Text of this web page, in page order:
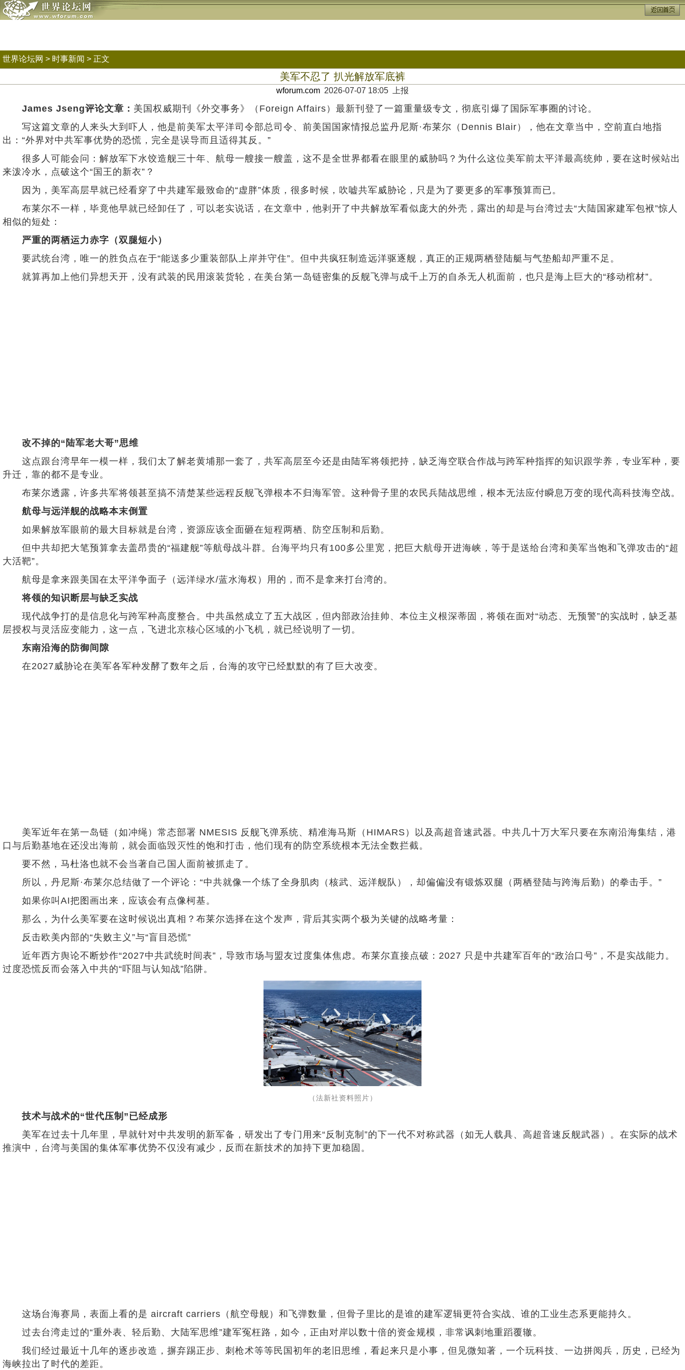
世界论坛网 > 时事新闻 > 正文
美军不忍了 扒光解放军底裤
wforum.com 2026-07-07 18:05 上报
James Jseng评论文章： 美国权威期刊《外交事务》（Foreign Affairs）最新刊登了一篇重量级专文，彻底引爆了国际军事圈的讨论。
写这篇文章的人来头大到吓人，他是前美军太平洋司令部总司令、前美国国家情报总监丹尼斯·布莱尔（Dennis Blair），他在文章当中，空前直白地指
出：“外界对中共军事优势的恐慌，完全是误导而且适得其反。”
很多人可能会问：解放军下水饺造舰三十年、航母一艘接一艘盖，这不是全世界都看在眼里的威胁吗？为什么这位美军前太平洋最高统帅，要在这时候站出
来泼冷水，点破这个“国王的新衣”？
因为，美军高层早就已经看穿了中共建军最致命的“虚胖”体质，很多时候，吹嘘共军威胁论，只是为了要更多的军事预算而已。
布莱尔不一样，毕竟他早就已经卸任了，可以老实说话，在文章中，他剥开了中共解放军看似庞大的外壳，露出的却是与台湾过去“大陆国家建军包袱”惊人
相似的短处：
严重的两栖运力赤字（双腿短小）
要武统台湾，唯一的胜负点在于“能送多少重装部队上岸并守住”。但中共疯狂制造远洋驱逐舰，真正的正规两栖登陆艇与气垫船却严重不足。
就算再加上他们异想天开，没有武装的民用滚装货轮，在美台第一岛链密集的反舰飞弹与成千上万的自杀无人机面前，也只是海上巨大的“移动棺材”。
改不掉的“陆军老大哥”思维
这点跟台湾早年一模一样，我们太了解老黄埔那一套了，共军高层至今还是由陆军将领把持，缺乏海空联合作战与跨军种指挥的知识跟学养，专业军种，要
升迁，靠的都不是专业。
布莱尔透露，许多共军将领甚至搞不清楚某些远程反舰飞弹根本不归海军管。这种骨子里的农民兵陆战思维，根本无法应付瞬息万变的现代高科技海空战。
航母与远洋舰的战略本末倒置
如果解放军眼前的最大目标就是台湾，资源应该全面砸在短程两栖、防空压制和后勤。
但中共却把大笔预算拿去盖昂贵的“福建舰”等航母战斗群。台海平均只有100多公里宽，把巨大航母开进海峡，等于是送给台湾和美军当饱和飞弹攻击的“超
大活靶”。
航母是拿来跟美国在太平洋争面子（远洋绿水/蓝水海权）用的，而不是拿来打台湾的。
将领的知识断层与缺乏实战
现代战争打的是信息化与跨军种高度整合。中共虽然成立了五大战区，但内部政治挂帅、本位主义根深蒂固，将领在面对“动态、无预警”的实战时，缺乏基
层授权与灵活应变能力，这一点，飞进北京核心区域的小飞机，就已经说明了一切。
东南沿海的防御间隙
在2027威胁论在美军各军种发酵了数年之后，台海的攻守已经默默的有了巨大改变。
美军近年在第一岛链（如冲绳）常态部署 NMESIS 反舰飞弹系统、精准海马斯（HIMARS）以及高超音速武器。中共几十万大军只要在东南沿海集结，港
口与后勤基地在还没出海前，就会面临毁灭性的饱和打击，他们现有的防空系统根本无法全数拦截。
要不然，马杜洛也就不会当著自己国人面前被抓走了。
所以，丹尼斯·布莱尔总结做了一个评论：“中共就像一个练了全身肌肉（核武、远洋舰队），却偏偏没有锻炼双腿（两栖登陆与跨海后勤）的拳击手。”
如果你叫AI把图画出来，应该会有点像柯基。
那么，为什么美军要在这时候说出真相？布莱尔选择在这个发声，背后其实两个极为关键的战略考量：
反击欧美内部的“失败主义”与“盲目恐慌”
近年西方舆论不断炒作“2027中共武统时间表”，导致市场与盟友过度集体焦虑。布莱尔直接点破：2027 只是中共建军百年的“政治口号”，不是实战能力。
过度恐慌反而会落入中共的“吓阻与认知战”陷阱。
（法新社资料照片）
技术与战术的“世代压制”已经成形
美军在过去十几年里，早就针对中共发明的新军备，研发出了专门用来“反制克制”的下一代不对称武器（如无人载具、高超音速反舰武器）。在实际的战术
推演中，台湾与美国的集体军事优势不仅没有减少，反而在新技术的加持下更加稳固。
这场台海赛局，表面上看的是 aircraft carriers（航空母舰）和飞弹数量，但骨子里比的是谁的建军逻辑更符合实战、谁的工业生态系更能持久。
过去台湾走过的“重外表、轻后勤、大陆军思维”建军冤枉路，如今，正由对岸以数十倍的资金规模，非常讽刺地重蹈覆辙。
我们经过最近十几年的逐步改造，摒弃踢正步、刺枪术等等民国初年的老旧思维，看起来只是小事，但见微知著，一个玩科技、一边拼阅兵，历史，已经为
海峡拉出了时代的差距。